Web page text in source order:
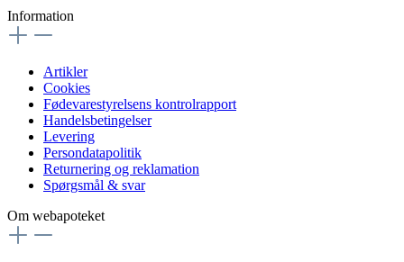
Information
Artikler
Cookies
Fødevarestyrelsens kontrolrapport
Handelsbetingelser
Levering
Persondatapolitik
Returnering og reklamation
Spørgsmål & svar
Om webapoteket